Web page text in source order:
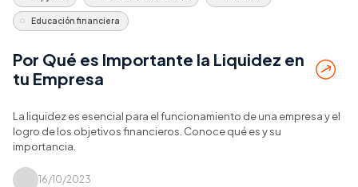
Educación financiera
Por Qué es Importante la Liquidez en
tu Empresa
La liquidez es esencial para el funcionamiento de una empresa y el
logro de los objetivos financieros. Conoce qué es y su
importancia.
16/10/2023